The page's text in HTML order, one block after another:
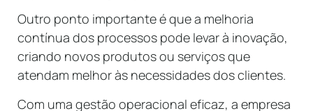
Outro ponto importante é que a melhoria
contínua dos processos pode levar à inovação,
criando novos produtos ou serviços que
atendam melhor às necessidades dos clientes.
Com uma gestão operacional eficaz, a empresa